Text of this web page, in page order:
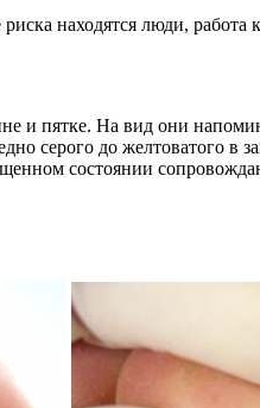
находятся люди,
и пятке. На вид они
серого до желтоватого
состоянии